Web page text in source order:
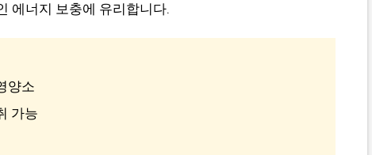
에너지 보충에 유리합니다.
양소
가능